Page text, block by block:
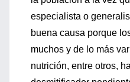
especialista o
buena causa porque
muchos y de lo más
nutrición, entre otros,